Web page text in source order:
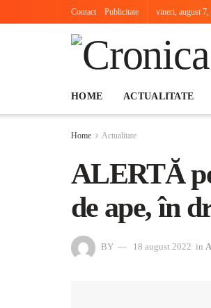
Contact Publicitate vineri, august 7,
HOME ACTUALITATE
Home Actualitate
ALERTĂ
de ape, în
BY 18 august 2022 in